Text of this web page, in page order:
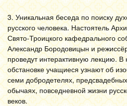
3. Уникальная беседа по поиску
русского человека. Настоятель
Свято-Троицкого кафедрального
Александр Бородовицын и
проведут интерактивную лекцию.
обстановке учащиеся узнают об
семи добродетелях,
обычаях, повседневной жизни
веков.